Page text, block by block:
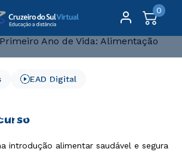
0
Ano de Vida: Alimentação
no Primeiro
Alimentação
EAD Digital
introdução alimentar saudável e segura